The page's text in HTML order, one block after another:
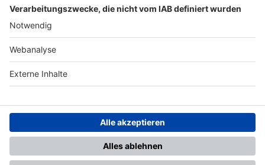
Nutzungsbedingungen Datenschutz Impressum